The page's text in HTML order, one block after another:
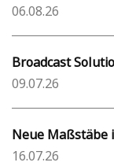
06.08.26
Broadcast
09.07.26
Neue Maßstäbe
16.07.26